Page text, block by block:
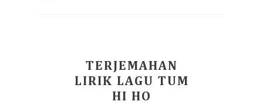
TERJEMAHAN
LIRIK LAGU TUM
HI HO